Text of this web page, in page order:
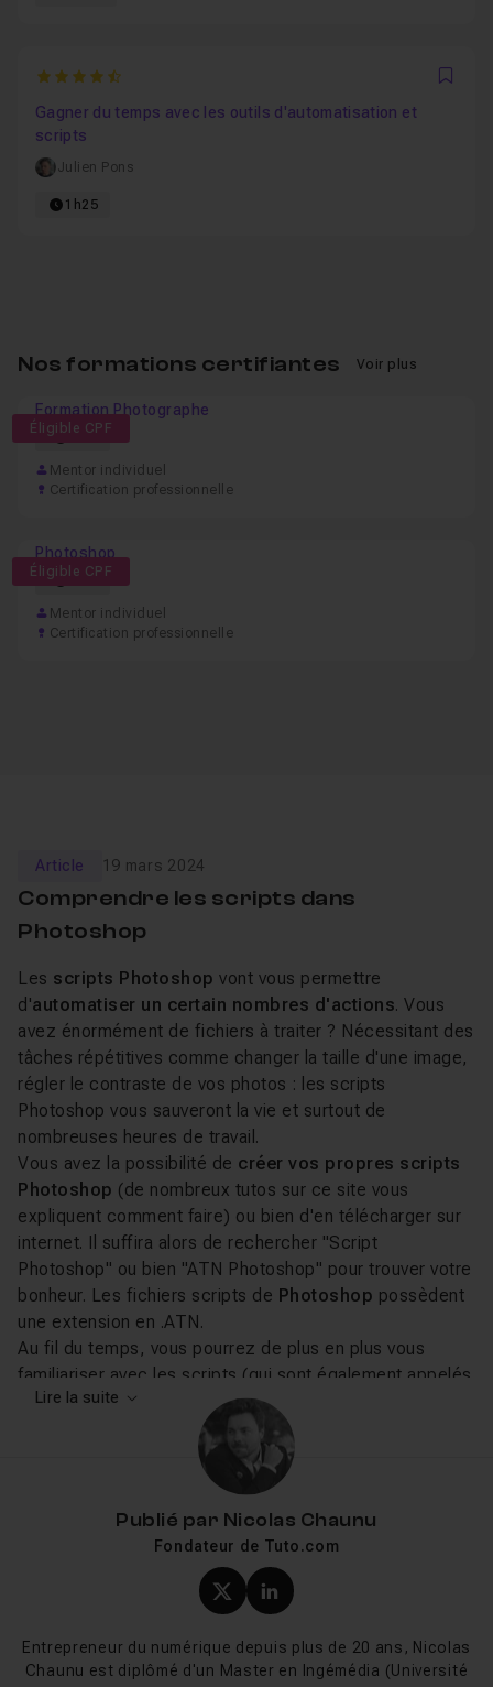
4.7142857142857
Gagner du temps avec les outils d'automatisation et
scripts
Julien Pons
1h25
Nos formations certifiantes Voir plus
Éligible CPF
Formation Photographe
61h
Mentor individuel
Certification professionnelle
Éligible CPF
Photoshop
57h
Mentor individuel
Certification professionnelle
Article 19 mars 2024
Comprendre les scripts dans
Photoshop
Les scripts Photoshop vont vous permettre
d'automatiser un certain nombres d'actions. Vous
avez énormément de fichiers à traiter ? Nécessitant des
tâches répétitives comme changer la taille d'une image,
régler le contraste de vos photos : les scripts
Photoshop vous sauveront la vie et surtout de
nombreuses heures de travail.
Vous avez la possibilité de créer vos propres scripts
Photoshop (de nombreux tutos sur ce site vous
expliquent comment faire) ou bien d'en télécharger sur
internet. Il suffira alors de rechercher "Script
Photoshop" ou bien "ATN Photoshop" pour trouver votre
bonheur. Les fichiers scripts de Photoshop possèdent
une extension en .ATN.
Au fil du temps, vous pourrez de plus en plus vous
familiariser avec les scripts (qui sont également appelés
"action" ou "actions Photoshop"), et ainsi créer des
scripts de plus en plus complexes et vous constituer
ainsi une véritable collection qui sera synonyme de
Tuto sur les scripts Photoshop
Sur tuto.com des nombreuxtutos Photoshop
votre disposition pour perfectionner vos connaissances
et compétences en matière descripts Photoshop.
Des formateurs certifiés réalisent pour vous
Lire la suite
Publié par Nicolas Chaunu
Fondateur de Tuto.com
Profil X (twitter) de
Profil LinkedIn de
Entrepreneur du numérique depuis plus de 20 ans, Nicolas
Chaunu est diplômé d'un Master en Ingémédia (Université